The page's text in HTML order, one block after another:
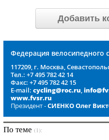
Добавить
Федерация велосипедного
117209, г. Москва,
Тел.: +7 495 782 42 14
Факс: +7 495 782 42 15
E-mail: cycling@roc.ru,
www.fvsr.ru
Президент -СИЕНКО Олег
По теме (1):